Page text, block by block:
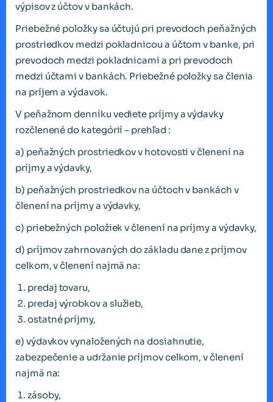
výpisov z účtov v bankách.
Priebežné položky sa účtujú pri prevodoch peňažných
prostriedkov medzi pokladnicou a účtom v banke, pri
prevodoch medzi pokladnicami a pri prevodoch
medzi účtami v bankách. Priebežné položky sa členia
na príjem a výdavok.
V peňažnom denníku vediete príjmy a výdavky
rozčlenené do kategórií – prehľad :
a) peňažných prostriedkov v hotovosti v členení na
príjmy a výdavky,
b) peňažných prostriedkov na účtoch v bankách v
členení na príjmy a výdavky,
c) priebežných položiek v členení na príjmy a výdavky,
d) príjmov zahrnovaných do základu dane z príjmov
celkom, v členení najmä na:
predaj tovaru,
predaj výrobkov a služieb,
ostatné príjmy,
e) výdavkov vynaložených na dosiahnutie,
zabezpečenie a udržanie príjmov celkom, v členení
najmä na:
zásoby,